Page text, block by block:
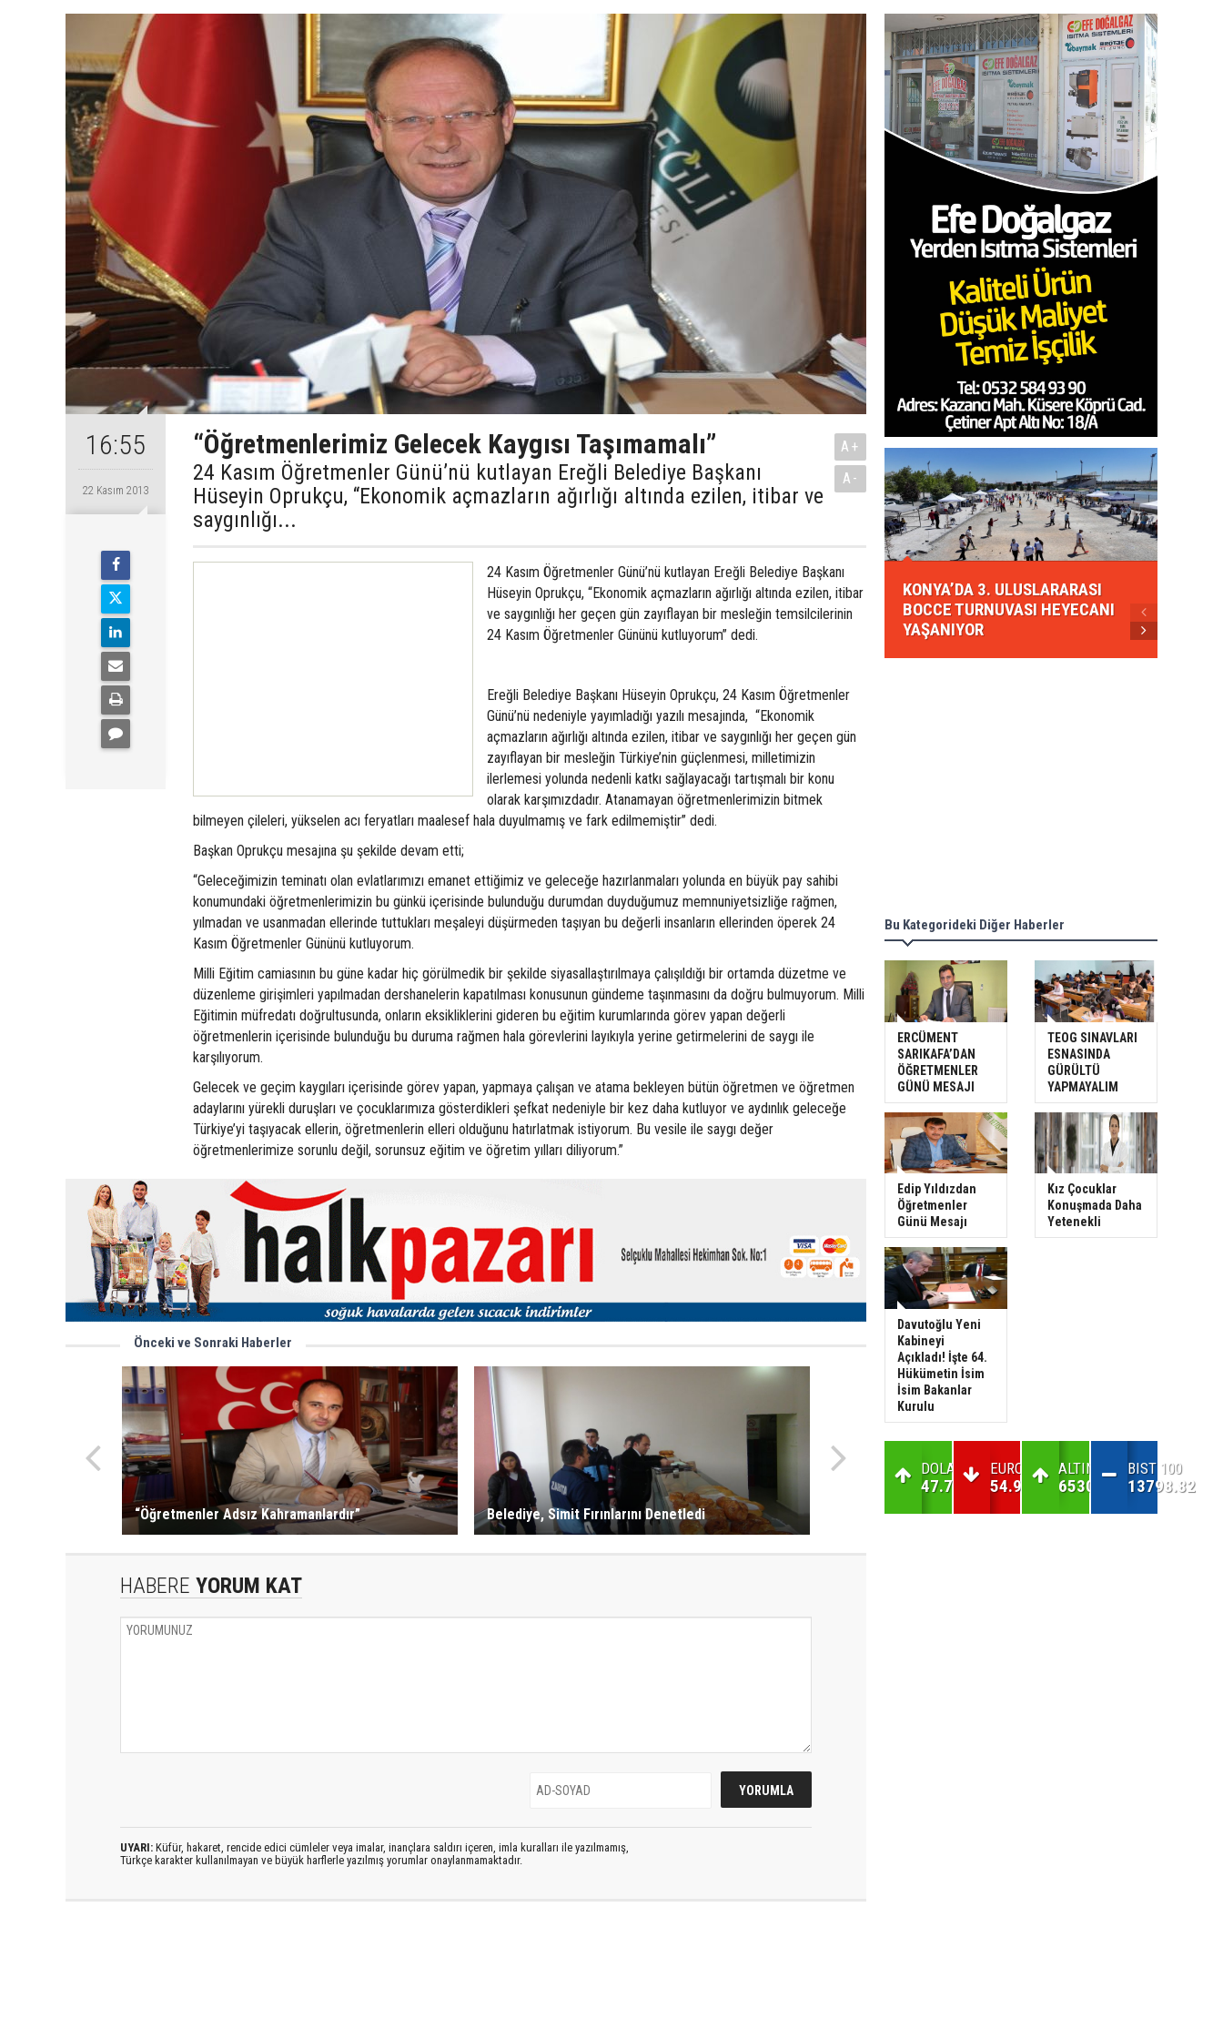
16:55
22 Kasım 2013
“Öğretmenlerimiz Gelecek Kaygısı Taşımamalı”
24 Kasım Öğretmenler Günü’nü kutlayan Ereğli Belediye Başkanı
Hüseyin Oprukçu, “Ekonomik açmazların ağırlığı altında ezilen, itibar ve
saygınlığı...
A+
A-
24 Kasım Öğretmenler Günü’nü kutlayan Ereğli Belediye Başkanı
Hüseyin Oprukçu, “Ekonomik açmazların ağırlığı altında ezilen, itibar
ve saygınlığı her geçen gün zayıflayan bir mesleğin temsilcilerinin
24 Kasım Öğretmenler Gününü kutluyorum” dedi.
Ereğli Belediye Başkanı Hüseyin Oprukçu, 24 Kasım Öğretmenler
Günü’nü nedeniyle yayımladığı yazılı mesajında, “Ekonomik
açmazların ağırlığı altında ezilen, itibar ve saygınlığı her geçen gün
zayıflayan bir mesleğin Türkiye’nin güçlenmesi, milletimizin
ilerlemesi yolunda nedenli katkı sağlayacağı tartışmalı bir konu
olarak karşımızdadır. Atanamayan öğretmenlerimizin bitmek
bilmeyen çileleri, yükselen acı feryatları maalesef hala duyulmamış ve fark edilmemiştir” dedi.
Başkan Oprukçu mesajına şu şekilde devam etti;
“Geleceğimizin teminatı olan evlatlarımızı emanet ettiğimiz ve geleceğe hazırlanmaları yolunda en büyük pay sahibi
konumundaki öğretmenlerimizin bu günkü içerisinde bulunduğu durumdan duyduğumuz memnuniyetsizliğe rağmen,
yılmadan ve usanmadan ellerinde tuttukları meşaleyi düşürmeden taşıyan bu değerli insanların ellerinden öperek 24
Kasım Öğretmenler Gününü kutluyorum.
Milli Eğitim camiasının bu güne kadar hiç görülmedik bir şekilde siyasallaştırılmaya çalışıldığı bir ortamda düzetme ve
düzenleme girişimleri yapılmadan dershanelerin kapatılması konusunun gündeme taşınmasını da doğru bulmuyorum. Milli
Eğitimin müfredatı doğrultusunda, onların eksikliklerini gideren bu eğitim kurumlarında görev yapan değerli
öğretmenlerin içerisinde bulunduğu bu duruma rağmen hala görevlerini layıkıyla yerine getirmelerini de saygı ile
karşılıyorum.
Gelecek ve geçim kaygıları içerisinde görev yapan, yapmaya çalışan ve atama bekleyen bütün öğretmen ve öğretmen
adaylarını yürekli duruşları ve çocuklarımıza gösterdikleri şefkat nedeniyle bir kez daha kutluyor ve aydınlık geleceğe
Türkiye’yi taşıyacak ellerin, öğretmenlerin elleri olduğunu hatırlatmak istiyorum. Bu vesile ile saygı değer
öğretmenlerimize sorunlu değil, sorunsuz eğitim ve öğretim yılları diliyorum.”
Önceki ve Sonraki Haberler
“Öğretmenler Adsız Kahramanlardır” Belediye, Simit Fırınlarını Denetledi
HABERE YORUM KAT
UYARI: Küfür, hakaret, rencide edici cümleler veya imalar, inançlara saldırı içeren, imla kuralları ile yazılmamış,
Türkçe karakter kullanılmayan ve büyük harflerle yazılmış yorumlar onaylanmamaktadır.
KONYA’DA 3. ULUSLARARASI
BOCCE TURNUVASI HEYECANI
YAŞANIYOR
Bu Kategorideki Diğer Haberler
ERCÜMENT
SARIKAFA’DAN
ÖĞRETMENLER
GÜNÜ MESAJI
TEOG SINAVLARI
ESNASINDA
GÜRÜLTÜ
YAPMAYALIM
Edip Yıldızdan
Öğretmenler
Günü Mesajı
Kız Çocuklar
Konuşmada Daha
Yetenekli
Davutoğlu Yeni
Kabineyi
Açıkladı! İşte 64.
Hükümetin İsim
İsim Bakanlar
Kurulu
DOLAR
47.7
EURO
54.98
ALTIN
6530.33
BIST 100
13798.82